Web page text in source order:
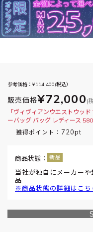
参考価格：¥114,400(税込）
販売価格¥72,000 (
「ヴィヴィアンウエストウッ
ーバッグ バッグ レディース
獲得ポイント： 720pt
商品状態：
当社が独自にメーカー
品
※商品状態の詳細はこち